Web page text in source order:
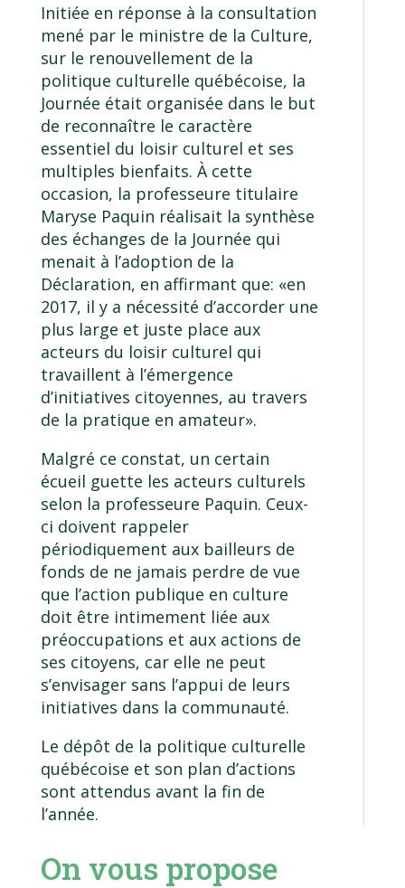
Initiée en réponse à la consultation
mené par le ministre de la Culture,
sur le renouvellement de la
politique culturelle québécoise, la
Journée était organisée dans le but
de reconnaître le caractère
essentiel du loisir culturel et ses
multiples bienfaits. À cette
occasion, la professeure titulaire
Maryse Paquin réalisait la synthèse
des échanges de la Journée qui
menait à l’adoption de la
Déclaration, en affirmant que: «en
2017, il y a nécessité d’accorder une
plus large et juste place aux
acteurs du loisir culturel qui
travaillent à l’émergence
d’initiatives citoyennes, au travers
de la pratique en amateur».
Malgré ce constat, un certain
écueil guette les acteurs culturels
selon la professeure Paquin. Ceux-
ci doivent rappeler
périodiquement aux bailleurs de
fonds de ne jamais perdre de vue
que l’action publique en culture
doit être intimement liée aux
préoccupations et aux actions de
ses citoyens, car elle ne peut
s’envisager sans l’appui de leurs
initiatives dans la communauté.
Le dépôt de la politique culturelle
québécoise et son plan d’actions
sont attendus avant la fin de
l’année.
On vous propose